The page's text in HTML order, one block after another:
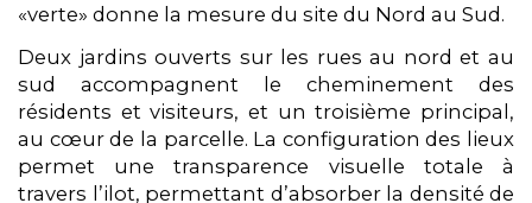
«verte» donne la mesure du site du Nord au Sud.
Deux jardins ouverts sur les rues au nord et au
sud accompagnent le cheminement des
résidents et visiteurs, et un troisième principal,
au cœur de la parcelle. La configuration des lieux
permet une transparence visuelle totale à
travers l’ilot, permettant d’absorber la densité de